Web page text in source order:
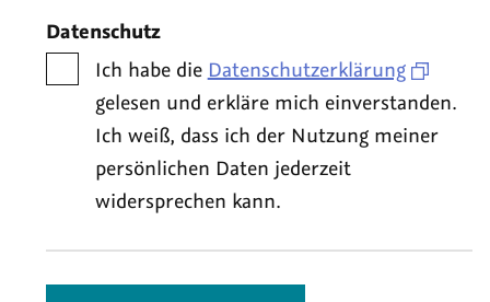
Datenschutz
Ich habe die Datenschutzerklärung
gelesen und erkläre mich einverstanden.
Ich weiß, dass ich der Nutzung meiner
persönlichen Daten jederzeit
widersprechen kann.